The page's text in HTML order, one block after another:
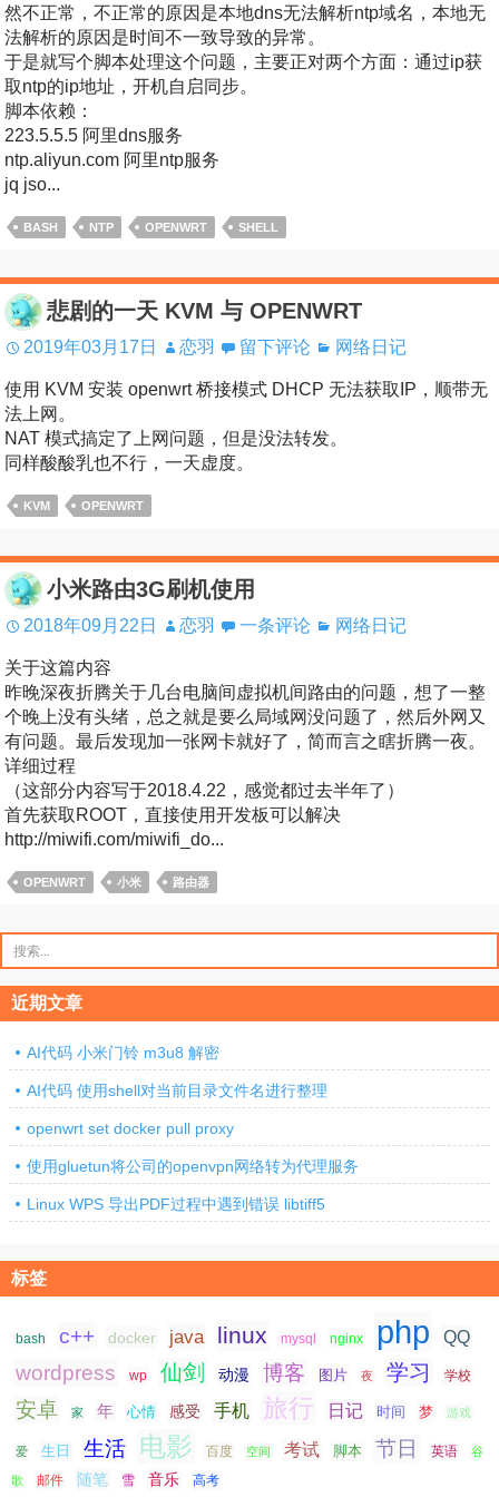
然不正常，不正常的原因是本地dns无法解析ntp域名，本地无
法解析的原因是时间不一致导致的异常。
于是就写个脚本处理这个问题，主要正对两个方面：通过ip获
取ntp的ip地址，开机自启同步。
脚本依赖：
223.5.5.5 阿里dns服务
ntp.aliyun.com 阿里ntp服务
jq jso...
BASH NTP OPENWRT SHELL
悲剧的一天 KVM 与 OPENWRT
2019年03月17日 恋羽 留下评论 网络日记
使用 KVM 安装 openwrt 桥接模式 DHCP 无法获取IP，顺带无
法上网。
NAT 模式搞定了上网问题，但是没法转发。
同样酸酸乳也不行，一天虚度。
KVM OPENWRT
小米路由3G刷机使用
2018年09月22日 恋羽 一条评论 网络日记
关于这篇内容
昨晚深夜折腾关于几台电脑间虚拟机间路由的问题，想了一整
个晚上没有头绪，总之就是要么局域网没问题了，然后外网又
有问题。最后发现加一张网卡就好了，简而言之瞎折腾一夜。
详细过程
（这部分内容写于2018.4.22，感觉都过去半年了）
首先获取ROOT，直接使用开发板可以解决
http://miwifi.com/miwifi_do...
OPENWRT 小米 路由器
索：
近期文章
AI代码 小米门铃 m3u8 解密
AI代码 使用shell对当前目录文件名进行整理
openwrt set docker pull proxy
使用gluetun将公司的openvpn网络转为代理服务
Linux WPS 导出PDF过程中遇到错误 libtiff5
标签
bash c++ docker java linux mysql nginx php QQ
wordpress wp 仙剑 动漫 博客 图片 夜 学习 学校
安卓 家 年 心情 感受 手机 旅行 日记 时间 梦 游戏
爱 生日 生活 电影 百度 空间 考试 脚本 节日 英语 谷
歌 邮件 随笔 雪 音乐 高考